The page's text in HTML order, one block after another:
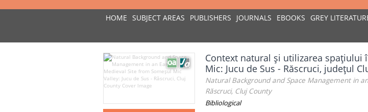
HOME SUBJECT AREAS PUBLISHERS JOURNALS EBOOKS GREY
Context natural şi utilizarea
Mic: Jucu de Sus - Răscruci, judeţul
Natural Background and Space Management in
Răscruci, Cluj County
Bibliological